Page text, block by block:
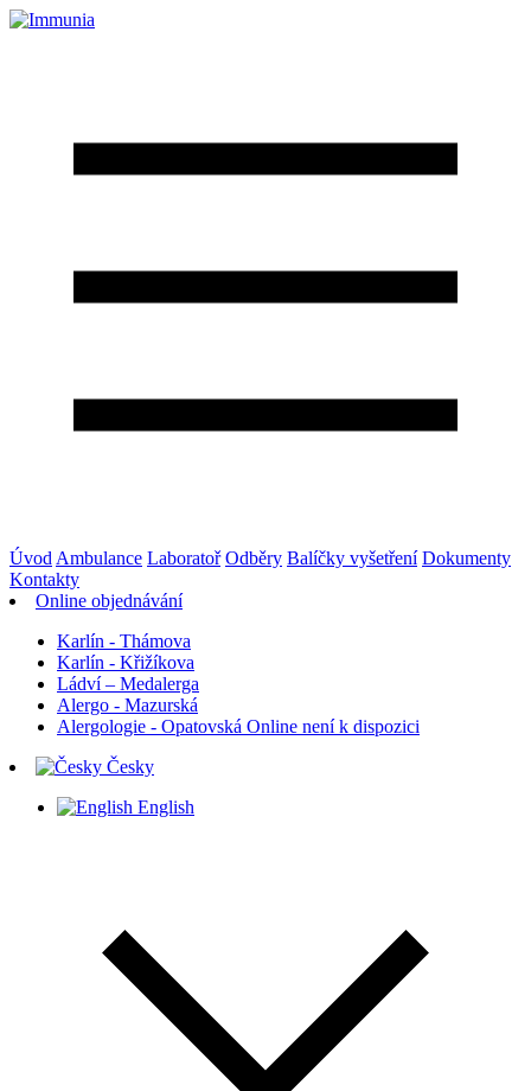
Úvod Ambulance Laboratoř Odběry Balíčky vyšetření Dokumenty
Kontakty
Online objednávání
Karlín - Thámova
Karlín - Křižíkova
Ládví – Medalerga
Alergo - Mazurská
Alergologie - Opatovská Online není k dispozici
Česky
English